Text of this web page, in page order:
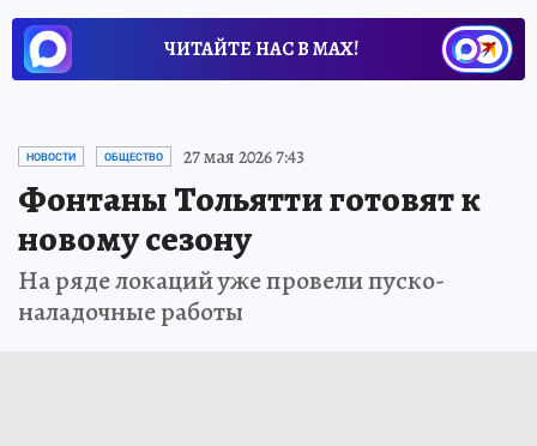
ЧИТАЙТЕ НАС В МАХ!
НОВОСТИ ОБЩЕСТВО 27 мая 2026 7:43
Фонтаны Тольятти готовят к
новому сезону
На ряде локаций уже провели пуско-
наладочные работы